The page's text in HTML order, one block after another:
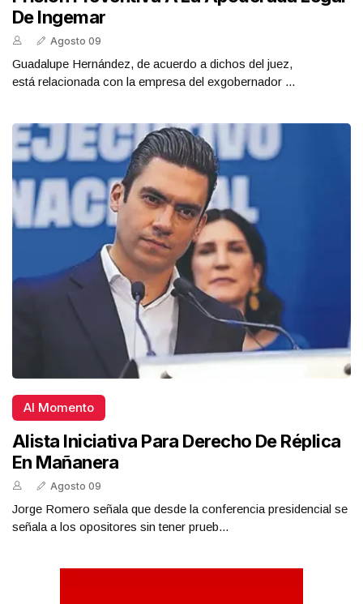
De Ingemar
Agosto 09
Guadalupe Hernández, de acuerdo a dichos del juez,
está relacionada con la empresa del exgobernador ...
Al Momento
Alista Iniciativa Para Derecho De Réplica
En Mañanera
Agosto 09
Jorge Romero señala que desde la conferencia presidencial se
señala a los opositores sin tener prueb...